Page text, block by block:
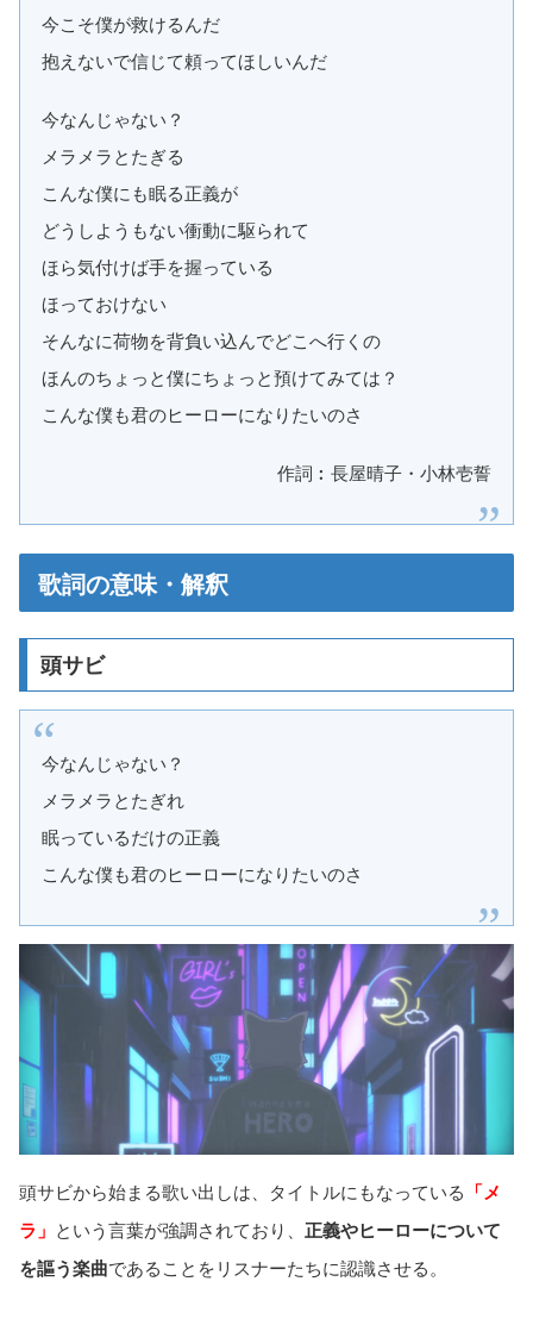
今こそ僕が救けるんだ
抱えないで信じて頼ってほしいんだ
今なんじゃない？
メラメラとたぎる
こんな僕にも眠る正義が
どうしようもない衝動に駆られて
ほら気付けば手を握っている
ほっておけない
そんなに荷物を背負い込んでどこへ行くの
ほんのちょっと僕にちょっと預けてみては？
こんな僕も君のヒーローになりたいのさ
作詞︰長屋晴子・小林壱誓
歌詞の意味・解釈
頭サビ
今なんじゃない？
メラメラとたぎれ
眠っているだけの正義
こんな僕も君のヒーローになりたいのさ
頭サビから始まる歌い出しは、タイトルにもなっている 「メ
ラ」 という言葉が強調されており、 正義やヒーローについて
を謳う楽曲であることをリスナーたちに認識させる。